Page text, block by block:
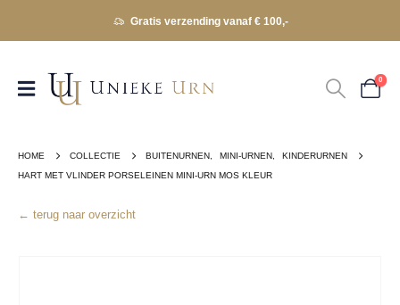
Gratis verzending vanaf € 100,-
0
HOME COLLECTIE BUITENURNEN MINI-URNEN
KINDERURNEN
HART MET VLINDER PORSELEINEN MINI-URN MOS KLEUR
← terug naar overzicht